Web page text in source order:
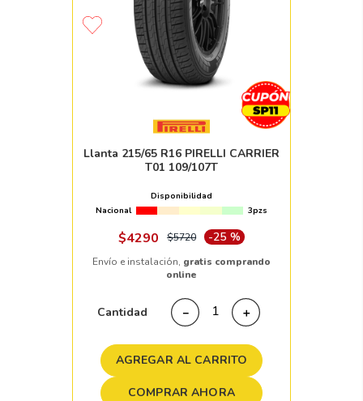
Llanta 215/65 R16 PIRELLI CARRIER
T01 109/107T
Disponibilidad
Nacional
3pzs
$4290 $5720 -25 %
Envío e instalación, gratis comprando
online
Cantidad ＋
－
AGREGAR AL CARRITO
COMPRAR AHORA